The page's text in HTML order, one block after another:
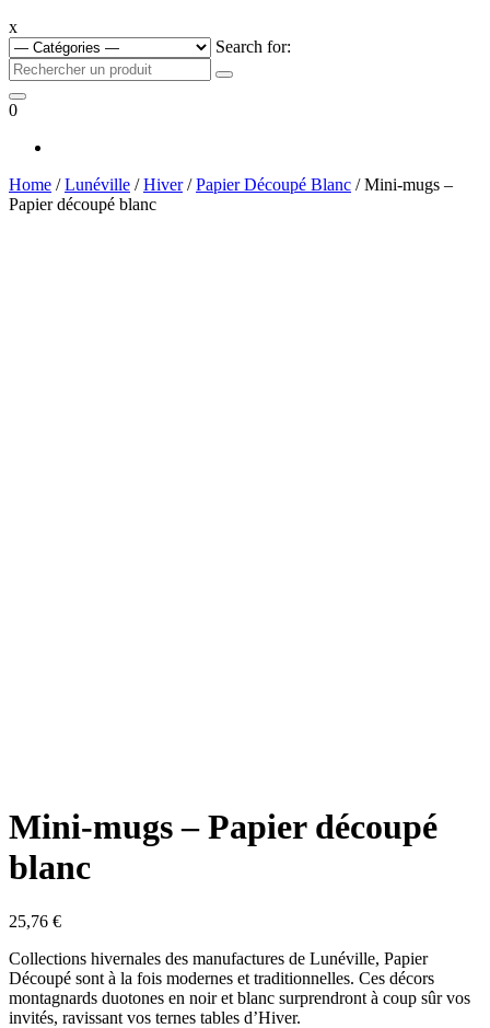
x
Search for:
0
Home /Lunéville /Hiver/Papier Découpé Blanc / Mini-mugs –
Papier découpé blanc
Mini-mugs – Papier découpé
blanc
25,76 €
Collections hivernales des manufactures de Lunéville, Papier
Découpé sont à la fois modernes et traditionnelles. Ces décors
montagnards duotones en noir et blanc surprendront à coup sûr vos
invités, ravissant vos ternes tables d’Hiver.